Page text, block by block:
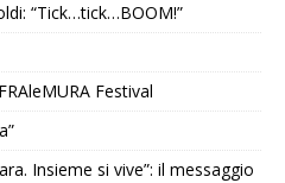
“Tick…tick…BOOM!”
Festival
Insieme si vive”: il messaggio